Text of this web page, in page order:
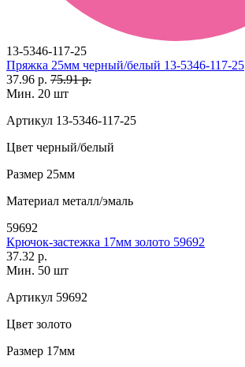
13-5346-117-25
Пряжка 25мм черный/белый 13-5346-117-25
37.96 р. 75.91 р.
Мин. 20 шт
Артикул 13-5346-117-25
Цвет черный/белый
Размер 25мм
Материал металл/эмаль
59692
Крючок-застежка 17мм золото 59692
37.32 р.
Мин. 50 шт
Артикул 59692
Цвет золото
Размер 17мм